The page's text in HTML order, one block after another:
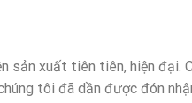
sản xuất tiên tiên, hiện
tôi đã dần được đón